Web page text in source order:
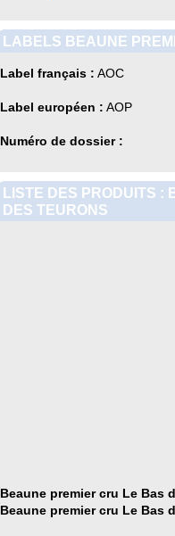
LABELS BEAUNE
Label français : AOC
Label européen : AOP
Numéro de dossier :
LISTE DES PRODUITS :
DES TEURONS
Beaune premier cru Le Bas
Beaune premier cru Le Bas